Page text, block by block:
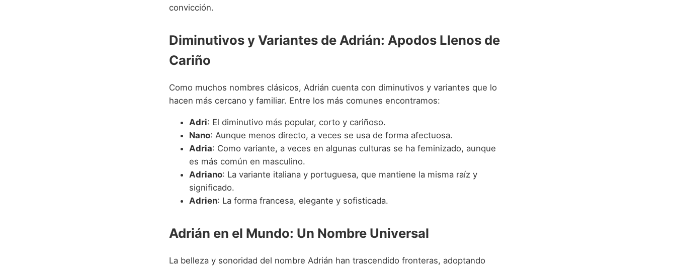
convicción.
Diminutivos y Variantes de Adrián: Apodos Llenos de
Cariño
Como muchos nombres clásicos, Adrián cuenta con diminutivos y variantes que lo
hacen más cercano y familiar. Entre los más comunes encontramos:
Adri: El diminutivo más popular, corto y cariñoso.
Nano: Aunque menos directo, a veces se usa de forma afectuosa.
Adria: Como variante, a veces en algunas culturas se ha feminizado, aunque
es más común en masculino.
Adriano: La variante italiana y portuguesa, que mantiene la misma raíz y
significado.
Adrien: La forma francesa, elegante y sofisticada.
Adrián en el Mundo: Un Nombre Universal
La belleza y sonoridad del nombre Adrián han trascendido fronteras, adoptando